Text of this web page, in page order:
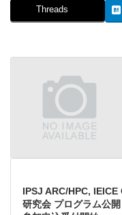
Threads
IPSJ ARC/HPC, IEICE
研究会 プログラム公